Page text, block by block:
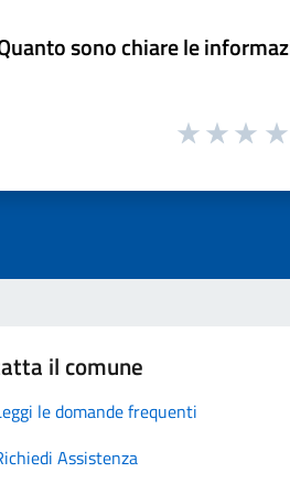
sono chiare le
il comune
le domande frequenti
Assistenza